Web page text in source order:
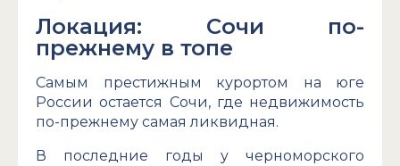
Локация: Сочи по-
прежнему в топе
Самым престижным курортом на юге
России остается Сочи, где недвижимость
по-прежнему самая ликвидная.
В последние годы у черноморского